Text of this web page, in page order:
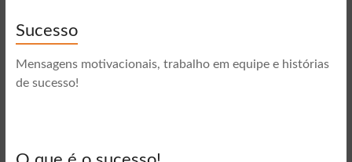
Sucesso
Mensagens motivacionais, trabalho em equipe e histórias
de sucesso!